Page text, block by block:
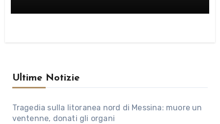
Ultime Notizie
Tragedia sulla litoranea nord di Messina: muore un
ventenne, donati gli organi